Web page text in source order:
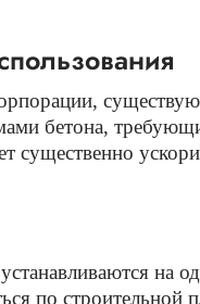
бетона,
существенно
на
строительной